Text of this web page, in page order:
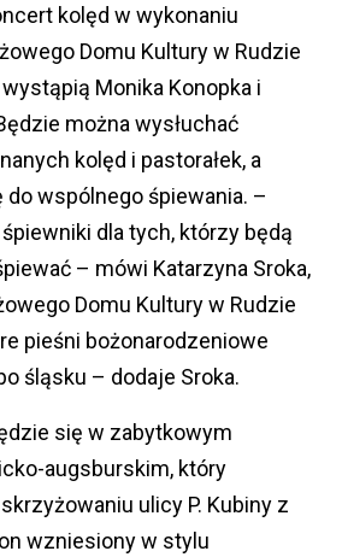
kolęd w wykonaniu
Domu Kultury w Rudzie
Monika Konopka i
można wysłuchać
kolęd i pastorałek, a
do wspólnego śpiewania. –
dla tych, którzy będą
– mówi Katarzyna Sroka,
Domu Kultury w Rudzie
pieśni bożonarodzeniowe
śląsku – dodaje Sroka.
się w zabytkowym
augsburskim, który
ulicy P. Kubiny z
wzniesiony w stylu